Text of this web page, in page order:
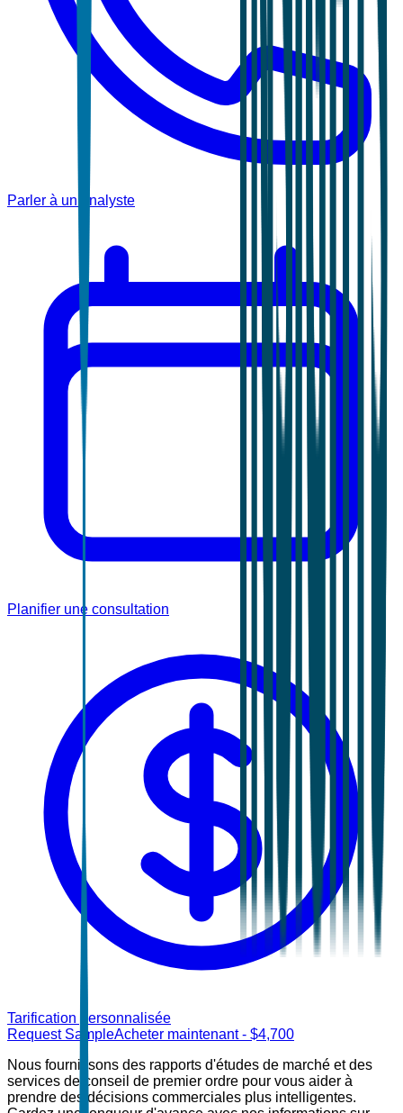
Parler à un analyste
Planifier une consultation
Tarification personnalisée
Request SampleAcheter maintenant- $4,700
Nous fournissons des rapports d'études de marché et des
services de conseil de premier ordre pour vous aider à
prendre des décisions commerciales plus intelligentes.